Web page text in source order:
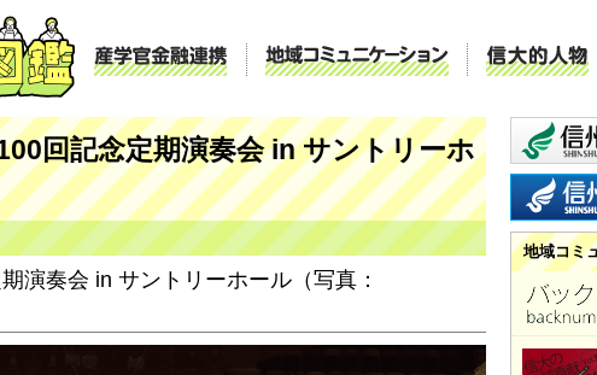
産学官金融連携 地域コミュニケーショ
回記念定期演奏会 in サントリーホ
演奏会 in サントリーホール（写真：
地域コミ